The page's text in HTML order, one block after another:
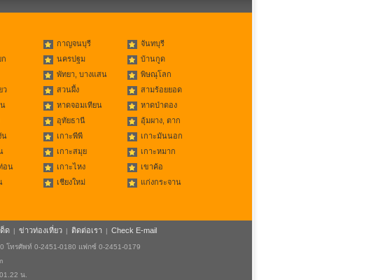
กาญจนบุรี
จันทบุรี
นครปฐม
บ้านกูด
พัทยา, บางแสน
พิษณุโลก
ว สวนผึ้ง
สามร้อยยอด
หาดจอมเทียน
หาดป่าตอง
อุทัยธานี
อุ้มผาง, ตาก
น เกาะพีพี
เกาะมันนอก
เกาะสมุย
เกาะหมาก
อน เกาะไหง
เขาค้อ
เชียงใหม่
แก่งกระจาน
ด | ข่าวท่องเที่ยว | ติดต่อเรา | Check E-mail
ทรศัพท์ 0-2451-0180 แฟกซ์ 0-2451-0179
น.